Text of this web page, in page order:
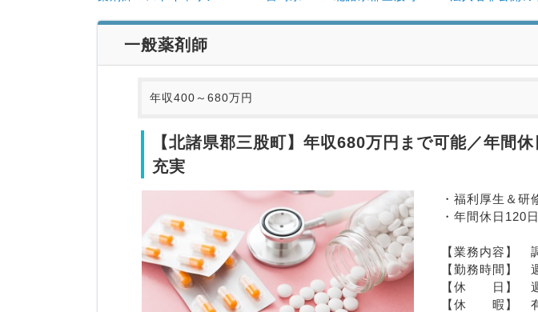
一般薬剤師
年収400～680万円
【北諸県郡三股町】年収680万円まで可能／年間
充実
・福利厚生＆研
・年間休日120
【業務内容】
【勤務時間】　
【休　　日】
【休　　暇】